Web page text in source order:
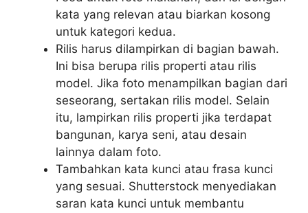
kata yang relevan atau biarkan kosong
untuk kategori kedua.
Rilis harus dilampirkan di bagian bawah.
Ini bisa berupa rilis properti atau rilis
model. Jika foto menampilkan bagian dari
seseorang, sertakan rilis model. Selain
itu, lampirkan rilis properti jika terdapat
bangunan, karya seni, atau desain
lainnya dalam foto.
Tambahkan kata kunci atau frasa kunci
yang sesuai. Shutterstock menyediakan
saran kata kunci untuk membantu